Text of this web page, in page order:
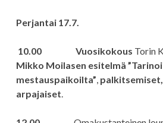
Perjantai 17.7.
10.00 Vuosikokous Torin
Mikko Moilasen esitelmä
mestauspaikoilta”,
arpajaiset.